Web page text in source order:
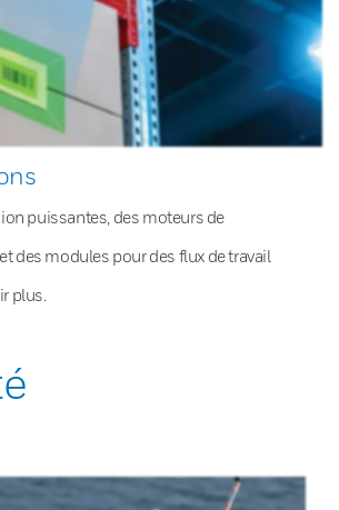
puissantes, des moteurs de
des modules pour des flux de travail
plus.